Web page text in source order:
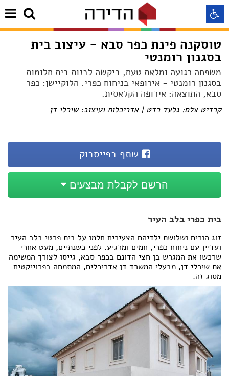
טוסקנה פינת כפר סבא - עיצוב בית
בסגנון רומנטי
משפחה רגועה ומלאת טעם, ביקשה לבנות בית חלומות
בסגנון רומנטי - אירופאי בניחוח כפרי. הלוקיישן: כפר
סבא, התוצאה: אירופה הקלאסית.
קרדיט צלם: גלעד רדט | אדריכלות ועיצוב: שירלי דן
הרשם לקבלת מבצעים
שתף בפייסבוק
בית כפרי בלב העיר
זוג הורים ושלושת ילדיהם הצעירים חלמו על בית פרטי בלב העיר
ועדיין עם ניחוח כפרי, חמים ומרגיע. לפני כשנתיים, מעט אחרי
שרכשו את המגרש בן חצי הדונם בכפר סבא, גייסו לצורך המשימה
את שירלי דן, מבעלי המשרד דן אדריכלים, המתמחה בפרוייקטים
מסוג זה.
התאמה לקורא מסך
התאמה לעיוורי צבעים
התאמה לכבדי ראיה
הצהרת נגישות